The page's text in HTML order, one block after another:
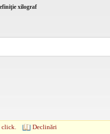
xilograf
Declinări